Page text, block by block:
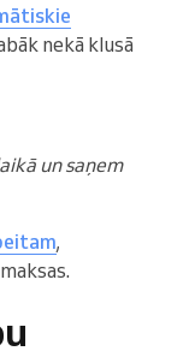
nekā klusā
un saņem
,